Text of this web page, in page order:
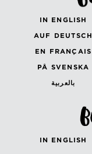
IN ENGLISH
AUF DEUTSCH
EN FRANÇAIS
PÅ SVENSKA
بالعربية
IN ENGLISH